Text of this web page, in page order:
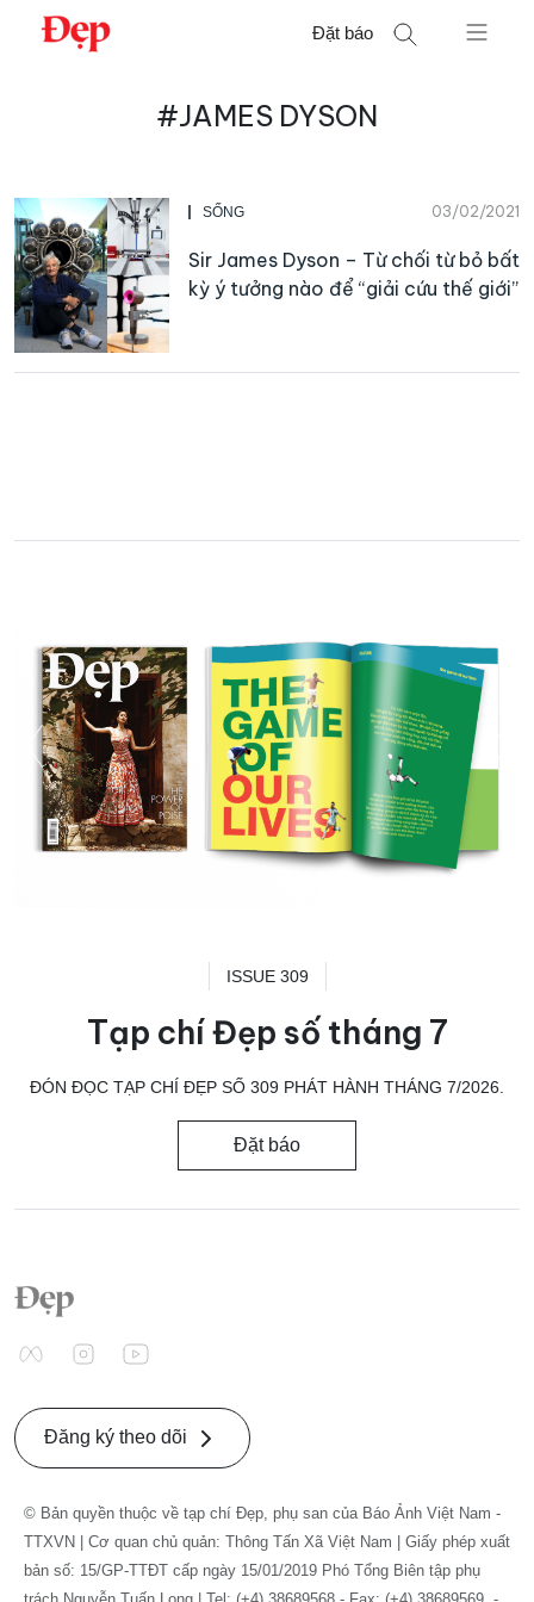
Chuyển
Đặt báo
#JAMES DYSON
SỐNG 03/02/2021
Sir James Dyson – Từ chối từ bỏ bất
kỳ ý tưởng nào để “giải cứu thế giới”
ISSUE 309
Tạp chí Đẹp số tháng 7
ĐÓN ĐỌC TẠP CHÍ ĐẸP SỐ 309 PHÁT HÀNH THÁNG 7/2026.
Đặt báo
Đăng ký theo dõi
© Bản quyền thuộc về tạp chí Đẹp, phụ san của Báo Ảnh Việt Nam -
TTXVN | Cơ quan chủ quản: Thông Tấn Xã Việt Nam | Giấy phép xuất
bản số: 15/GP-TTĐT cấp ngày 15/01/2019 Phó Tổng Biên tập phụ